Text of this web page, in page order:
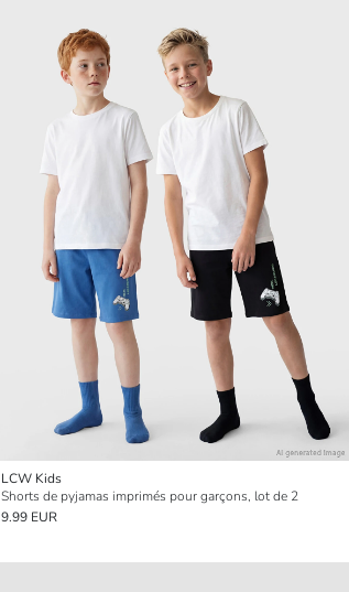
LCW Kids
Shorts de pyjamas imprimés pour garçons, lot de 2
9.99 EUR